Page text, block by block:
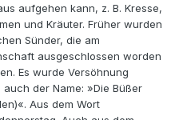
aufgehen kann, z. B. Kresse,
und Kräuter. Früher wurden
Sünder, die am
ausgeschlossen worden
Es wurde Versöhnung
der Name: »Die Büßer
Aus dem Wort